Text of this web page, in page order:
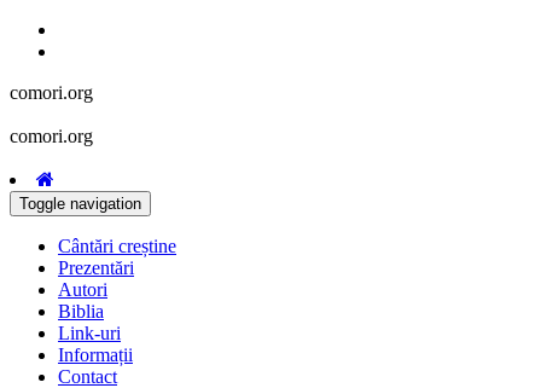
comori.org
comori.org
Toggle navigation
Cântări creștine
Prezentări
Autori
Biblia
Link-uri
Informații
Contact